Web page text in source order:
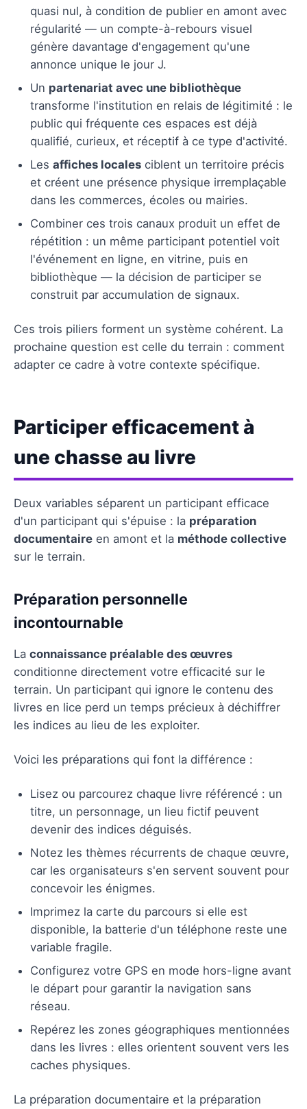
quasi nul, à condition de publier en amont avec
régularité — un compte-à-rebours visuel
génère davantage d'engagement qu'une
annonce unique le jour J.
Un partenariat avec une bibliothèque
transforme l'institution en relais de légitimité : le
public qui fréquente ces espaces est déjà
qualifié, curieux, et réceptif à ce type d'activité.
Les affiches locales ciblent un territoire précis
et créent une présence physique irremplaçable
dans les commerces, écoles ou mairies.
Combiner ces trois canaux produit un effet de
répétition : un même participant potentiel voit
l'événement en ligne, en vitrine, puis en
bibliothèque — la décision de participer se
construit par accumulation de signaux.
Ces trois piliers forment un système cohérent. La
prochaine question est celle du terrain : comment
adapter ce cadre à votre contexte spécifique.
Participer efficacement à
une chasse au livre
Deux variables séparent un participant efficace
d'un participant qui s'épuise : la préparation
documentaire en amont et la méthode collective
sur le terrain.
Préparation personnelle
incontournable
La connaissance préalable des œuvres
conditionne directement votre efficacité sur le
terrain. Un participant qui ignore le contenu des
livres en lice perd un temps précieux à déchiffrer
les indices au lieu de les exploiter.
Voici les préparations qui font la différence :
Lisez ou parcourez chaque livre référencé : un
titre, un personnage, un lieu fictif peuvent
devenir des indices déguisés.
Notez les thèmes récurrents de chaque œuvre,
car les organisateurs s'en servent souvent pour
concevoir les énigmes.
Imprimez la carte du parcours si elle est
disponible, la batterie d'un téléphone reste une
variable fragile.
Configurez votre GPS en mode hors-ligne avant
le départ pour garantir la navigation sans
réseau.
Repérez les zones géographiques mentionnées
dans les livres : elles orientent souvent vers les
caches physiques.
La préparation documentaire et la préparation